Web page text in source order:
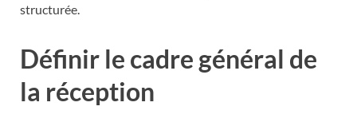
structurée.
Définir le cadre général de
la réception